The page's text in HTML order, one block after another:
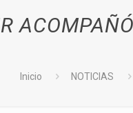
Inicio NOTICIAS